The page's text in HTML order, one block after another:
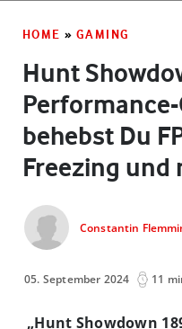
HOME » GAMING
Hunt
behebst Du
Freezing und
Constantin
05. September 2024 11
„Hunt Showdown